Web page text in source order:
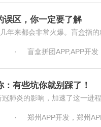
误区，你一定要了解
年来都会非常火爆。盲盒指
· 盲盒拼团APP,APP开发
有些坑你就别踩了！
肺炎的影响，加速了这一进
· 郑州APP开发，郑州